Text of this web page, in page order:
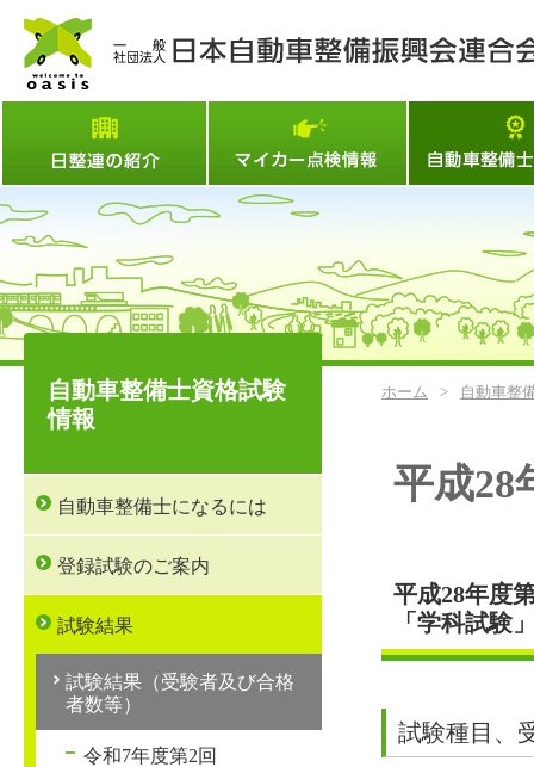
マイカー点検情
ホーム > 自動車整
平成28
平成28年度
「学科試験
試験種目、
自動車整備士資格試験
情報
自動車整備士になるには
登録試験のご案内
試験結果
試験結果（受験者及び合格
者数等）
令和7年度第2回